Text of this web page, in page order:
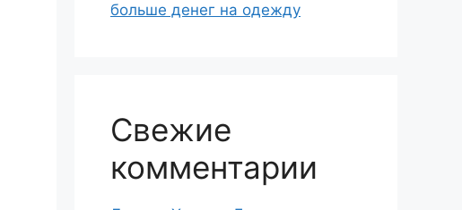
больше денег на одежду
Свежие
комментарии